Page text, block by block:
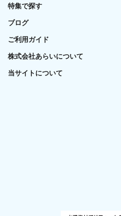
特集で探す
ブログ
ご利用ガイド
株式会社あらいについて
当サイトについて